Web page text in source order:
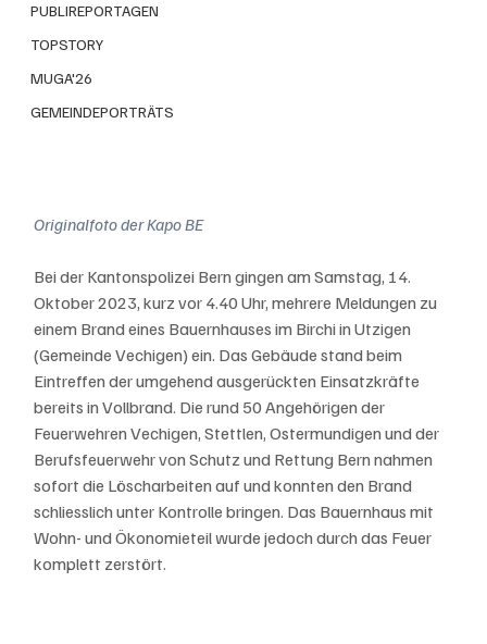
PUBLIREPORTAGEN
TOPSTORY
MUGA'26
GEMEINDEPORTRÄTS
Originalfoto der Kapo BE
Bei der Kantonspolizei Bern gingen am Samstag, 14.
Oktober 2023, kurz vor 4.40 Uhr, mehrere Meldungen zu
einem Brand eines Bauernhauses im Birchi in Utzigen
(Gemeinde Vechigen) ein. Das Gebäude stand beim
Eintreffen der umgehend ausgerückten Einsatzkräfte
bereits in Vollbrand. Die rund 50 Angehörigen der
Feuerwehren Vechigen, Stettlen, Ostermundigen und der
Berufsfeuerwehr von Schutz und Rettung Bern nahmen
sofort die Löscharbeiten auf und konnten den Brand
schliesslich unter Kontrolle bringen. Das Bauernhaus mit
Wohn- und Ökonomieteil wurde jedoch durch das Feuer
komplett zerstört.